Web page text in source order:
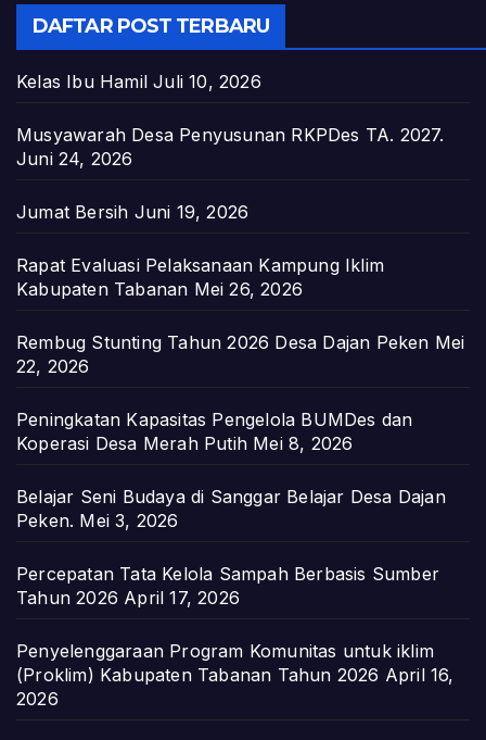
DAFTAR POST TERBARU
Kelas Ibu Hamil Juli 10, 2026
Musyawarah Desa Penyusunan RKPDes TA. 2027.
Juni 24, 2026
Jumat Bersih Juni 19, 2026
Rapat Evaluasi Pelaksanaan Kampung Iklim
Kabupaten Tabanan Mei 26, 2026
Rembug Stunting Tahun 2026 Desa Dajan Peken Mei
22, 2026
Peningkatan Kapasitas Pengelola BUMDes dan
Koperasi Desa Merah Putih Mei 8, 2026
Belajar Seni Budaya di Sanggar Belajar Desa Dajan
Peken. Mei 3, 2026
Percepatan Tata Kelola Sampah Berbasis Sumber
Tahun 2026 April 17, 2026
Penyelenggaraan Program Komunitas untuk iklim
(Proklim) Kabupaten Tabanan Tahun 2026 April 16,
2026